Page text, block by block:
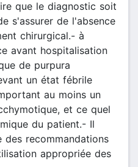
que le diagnostic soit
s'assurer de l'absence
chirurgical.- à
avant hospitalisation
de purpura
un état fébrile
au moins un
et ce quel
du patient.- Il
recommandations
appropriée des